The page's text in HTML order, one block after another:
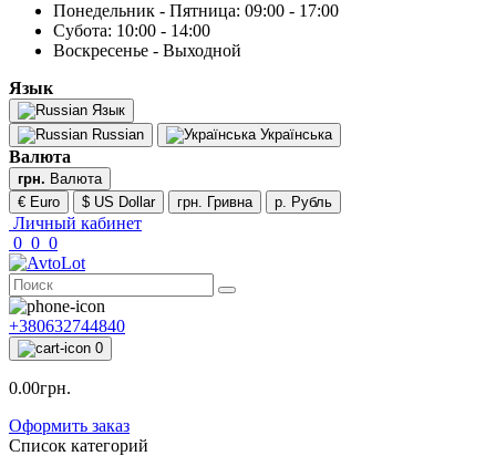
Понедельник - Пятница: 09:00 - 17:00
Субота: 10:00 - 14:00
Воскресенье - Выходной
Язык
Язык
Russian
Українська
Валюта
грн. Валюта
€ Euro
$ US Dollar грн. Гривна р. Рубль
Личный кабинет
0 0 0
+380632744840
0
0.00грн.
Оформить заказ
Список категорий